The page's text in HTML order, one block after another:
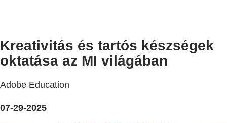
Kreativitás és tartós készségek
oktatása az MI világában
Adobe Education
07-29-2025